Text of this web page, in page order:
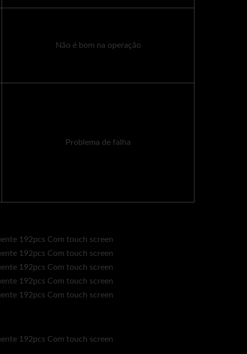
Não é bom na operação
Problema de falha